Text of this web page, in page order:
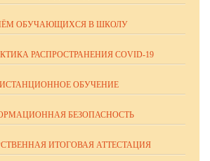
ОБУЧАЮЩИХСЯ В ШКОЛУ
РАСПРОСТРАНЕНИЯ COVID-19
ОБУЧЕНИЕ
БЕЗОПАСНОСТЬ
ИТОГОВАЯ АТТЕСТАЦИЯ